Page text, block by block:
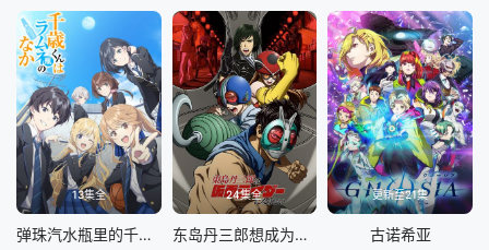
13集全
弹珠汽水瓶里的千岁同学
24集全
东岛丹三郎想成为假面骑士
更新至21集
古诺希亚